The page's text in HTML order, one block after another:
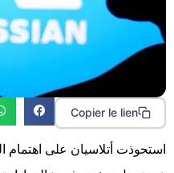
Copier le lien
استحوذت أتلاسيان على اهتمام